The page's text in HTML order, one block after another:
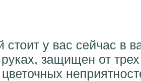
стоит у вас сейчас в
защищен от